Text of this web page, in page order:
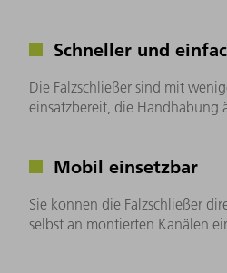
Schneller und
Die Falzschließer sind mit
einsatzbereit, die Handhabung
Mobil einsetzbar
Sie können die Falzschließer
selbst an montierten Kanälen